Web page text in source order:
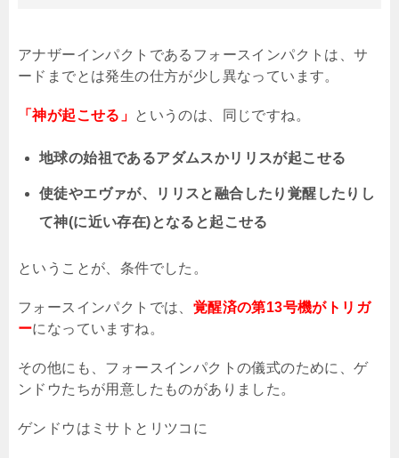
アナザーインパクトであるフォースインパクトは、サ
ードまでとは発生の仕方が少し異なっています。
「神が起こせる」 というのは、同じですね。
地球の始祖であるアダムスかリリスが起こせる
使徒やエヴァが、リリスと融合したり覚醒したりし
て神(に近い存在)となると起こせる
ということが、条件でした。
フォースインパクトでは、 覚醒済の第13号機がトリガ
ーになっていますね。
その他にも、フォースインパクトの儀式のために、ゲ
ンドウたちが用意したものがありました。
ゲンドウはミサトとリツコに